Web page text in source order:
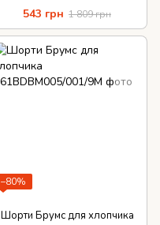
543 грн 1 809 грн
−80%
Шорти Брумс для хлопчика